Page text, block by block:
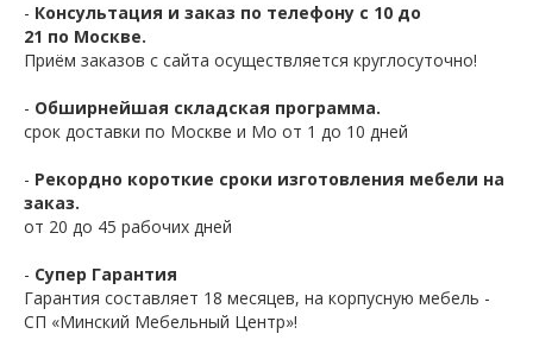
- Консультация и заказ по телефону с 10 до
21 по Москве.
Приём заказов с сайта осуществляется круглосуточно!
- Обширнейшая складская программа.
срок доставки по Москве и Мо от 1 до 10 дней
- Рекордно короткие сроки изготовления мебели на
заказ.
от 20 до 45 рабочих дней
- Супер Гарантия
Гарантия составляет 18 месяцев, на корпусную мебель -
СП «Минский Мебельный Центр»!